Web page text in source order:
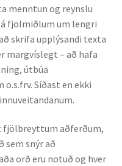
menntun og reynslu
fjölmiðlum um lengri
skrifa upplýsandi texta
margvíslegt – að hafa
útbúa
Síðast en ekki
fjölbreyttum aðferðum,
sem snýr að
orð eru notuð og hver